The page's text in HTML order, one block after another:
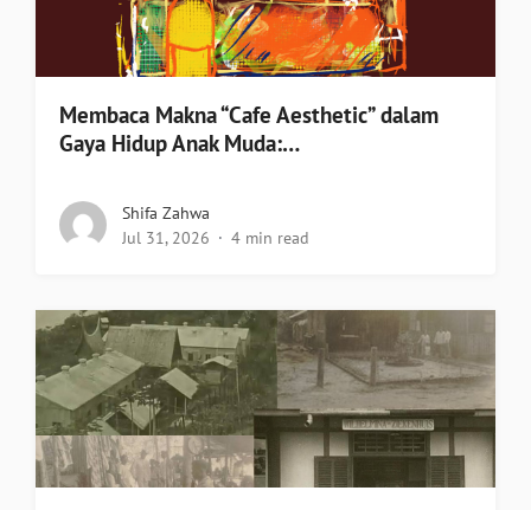
Membaca Makna “Cafe Aesthetic” dalam
Gaya Hidup Anak Muda:…
Shifa Zahwa
Jul 31, 2026
4 min read